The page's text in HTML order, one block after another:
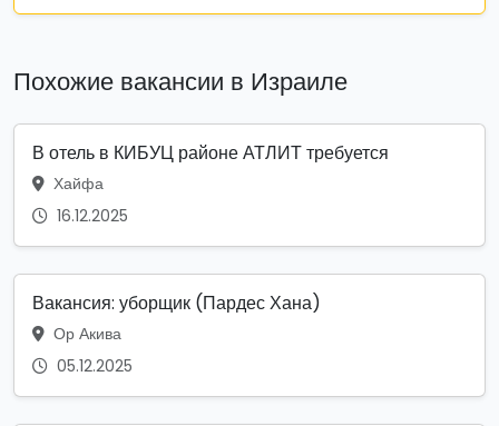
Похожие вакансии в Израиле
В отель в КИБУЦ районе АТЛИТ требуется
Хайфа
16.12.2025
Вакансия: уборщик (Пардес Хана)
Ор Акива
05.12.2025